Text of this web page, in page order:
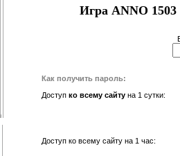
Игра ANNO
Как получить пароль:
Доступ ко всему сайтуна 1 сутки:
Доступ ко всему сайту на 1 час: